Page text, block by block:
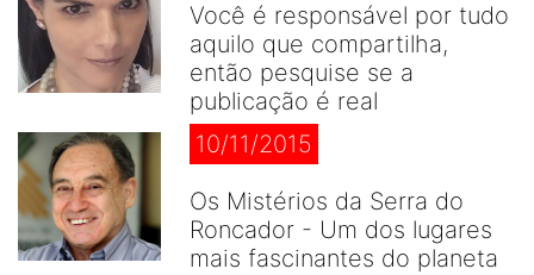
Você é responsável por tudo
aquilo que compartilha,
então pesquise se a
publicação é real
10/11/2015
Os Mistérios da Serra do
Roncador - Um dos lugares
mais fascinantes do planeta